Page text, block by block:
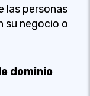
las personas
su negocio o
dominio